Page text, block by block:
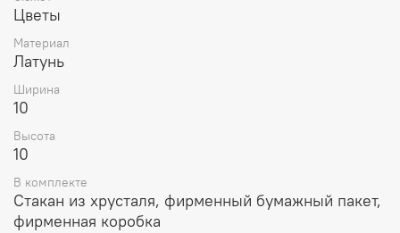
Цветы
Материал
Латунь
Ширина
10
Высота
10
В комплекте
Стакан из хрусталя, фирменный бумажный пакет,
фирменная коробка